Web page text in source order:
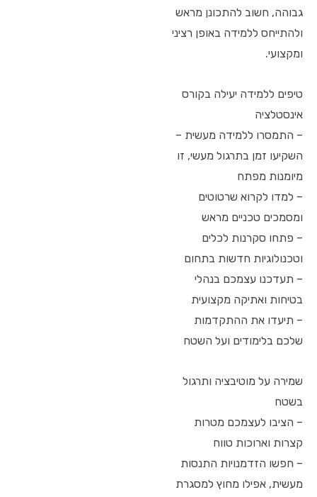
גבוהה, חשוב להתכונן מראש
ולהתייחס ללמידה באופן רציני
ומקצועי.
טיפים ללמידה יעילה בקורס
אינסטלציה
– התמסרו ללמידה מעשית –
השקיעו זמן בתרגול מעשי, זו
מיומנות מפתח
– למדו לקרוא שרטוטים
ומסמכים טכניים מראש
– פתחו סקרנות לכלים
וטכנולוגיות חדשות בתחום
– תעדכנו עצמכם בנהלי
בטיחות ואתיקה מקצועית
– תיעדו את ההתקדמות
שלכם בלימודים ועל השטח
שמירה על מוטיבציה ותרגול
בשטח
– הציבו לעצמכם מטרות
קצרות וארוכות טווח
– חפשו הזדמנויות התנסות
מעשית, אפילו מחוץ למסגרת